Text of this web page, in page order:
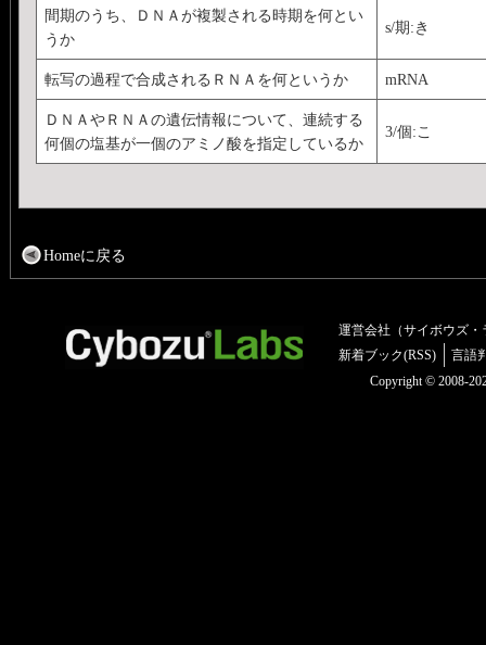
間期のうち、ＤＮＡが複製される時期を何とい
うか
s/期:き
転写の過程で合成されるＲＮＡを何というか mRNA
ＤＮＡやＲＮＡの遺伝情報について、連続する
何個の塩基が一個のアミノ酸を指定しているか
3/個:こ
Homeに戻る
運営会社（サイボウズ・
新着ブック(RSS)
言語
Copyright © 2008-